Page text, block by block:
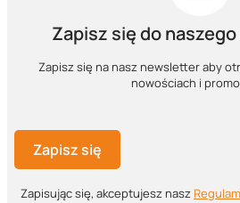
Zapisz się do
Zapisz się na nasz newsletter aby
nowościach i
Zapisz się
Zapisując się, akceptujesz nasz ​